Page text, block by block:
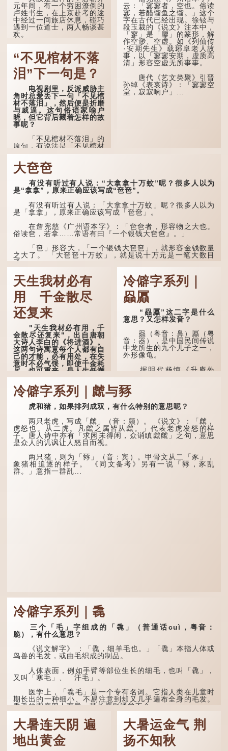
惑、忧虑与恐惧。
到了五十岁，...
元年间，有一个穷困潦倒的
卢姓书生，在上京赴考的途
中经过一间旅店休息，碰巧
遇到一位道士，两人畅谈甚
欢。
自己虽贵为读书人，但一直
未能考取功名，仍然贫困，
感到十分落泊。于是，道士
拿出一个青瓷枕头，让卢姓
书生睡一睡，便能满足他希
望得到荣华富贵的愿望。
这时，...
“不见棺材不落
泪”下一句是？
电视剧里，反派威胁主
角时总爱丢下一句「不见棺
材不落泪」，然后便是折磨
与威逼。这句俗语家喻户
晓，但它背后藏着怎样的故
事呢？
「不见棺材不落泪」的
原句，有说法是「不见棺材
不下泪」或「不见亲棺不下
泪」，出自明朝兰陵笑笑生
所著的《金瓶梅词话》第九
十八回。原意是指人未亲眼
见到亲人棺木，便不会真正
感到悲伤；后来引申为比喻
人执迷不悟，不到彻底失
败，便不肯罢休。
许多人对这上半句耳熟
能详，但它其实还有下半句
——「不到黄河心不死」...
云：「寥寥者，空也。俗读
寥，若醋馏鱼之馏。」这个
字在古代已经出现。徐铉与
段玉裁的《说文》注本中，
「寥」是「廫」的篆形，解
作空渺、空虚。如《列仙传
·安期先生》载琊阜老人故
事，以「寥寥安期，虚质高
清」形容空虚无所事事。
唐代《艺文类聚》引晋
孙绰《表哀诗》：「寥寥空
堂，寂寂响户」...
大夿夿
有没有听过有人说：“大拿拿十万蚊”呢？很多人以为
是“拿拿”，原来正确应该写成“夿夿”。
有没有听过有人说：「大拿拿十万蚊」呢？很多人以为
是「拿拿」，原来正确应该写成「夿夿」。
在詹宪慈《广州语本字》：「夿夿者，形容物之大也。
俗读夿，若拿……常语有曰『一个银钱大夿夿』。」
「夿」形​​容大，「一个银钱大夿夿」，就形容金钱数量
之大了。 「大夿夿十万蚊」，就是说十万元是一笔大数目
了。...
天生我材必有
用 千金散尽
还复来
"天生我材必有用，千
金散尽还复来"，出自唐朝
大诗人李白的《将进酒》。
这两句诗寓意每个人都有自
己的才能，必有用处，在失
意时不必气馁，即使千金耗
尽，也可重来，是人生低潮
时激励向上的名句。
原诗写道："人生得意
须尽欢，莫使金樽空对月。
天生我材必有用，千金散尽
会须一饮三百杯。" 意思是
说：上天给了我才能，必然
有用到的地方；即使千金散
去，也终会重新得到。
李白作此诗时，大约是
天宝十一年。当时他已被唐
玄宗赐金放还约八年，这期
冷僻字系列｜
赑屭
“赑屭”这二字是什么
意思？又怎样发音？
赑（粤音：鼻）屭（粤
音：器），是中国民间传说
中龙所生的九个儿子之一，
外形像龟。
据明代杨慎《升庵外
排列为：赑屭、螭吻、蒲
牢、狴犴、饕餮、蚣蝮、睚
眦、狻猊、椒图（此为其中
一种说法）。
龙九子外形与能力各有
不同，其中，赑屭原形像
龟，因为能负重，多作为碑
座，有“碑下...
冷僻字系列｜虤与豩
虎和猪，如果排列成双，有什么特别的意思呢？
两只老虎，写成「虤」（音：颜）。 《说文》：「虤，
虎怒也。从二虎。凡虤之属皆从虤。」代表老虎发怒的样
子。唐人诗中亦有「求闲未得闲，众诮瞋虤虤」之句，意思
是众人的讥讽让人怒目而视。
两只猪，则为「豩」（音：宾）。甲骨文从二「豕」，
象猪相追逐的样子。 《同文备考》另有一说「豩，豕乱
群。」意指一群乱...
冷僻字系列｜毳
三个「毛」字组成的「毳」（普通话cuì，粤音：
脆），有什么意思？
《说文解字》 ：「毳，细羊毛也。」「毳」本指人体或
鸟兽的毛发，或由毛织成的制品。
人体表面，例如手臂等部位生长的细毛，也叫「毳」，
又叫「寒毛」、「汗毛」。
医学上，「毳毛」是一个专有名词。它指人类在儿童时
期长出的一种细小、不易注意到却又几乎遍布全身的毛发。
毳毛的密度因人而异，其长度则通常不会...
大暑连天阴 遍
地出黄金
大暑运金气 荆
扬不知秋